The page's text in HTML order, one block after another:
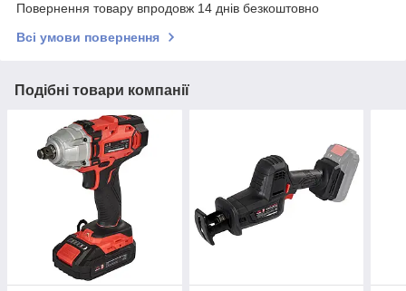
Повернення товару впродовж 14 днів безкоштовно
Всі умови повернення
Подібні товари компанії